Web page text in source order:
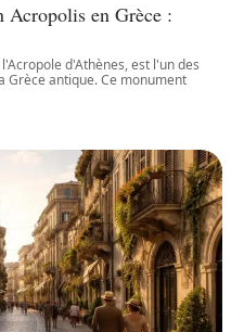
Acropolis en Grèce :
d'Athènes, est l'un des
Grèce antique. Ce monument